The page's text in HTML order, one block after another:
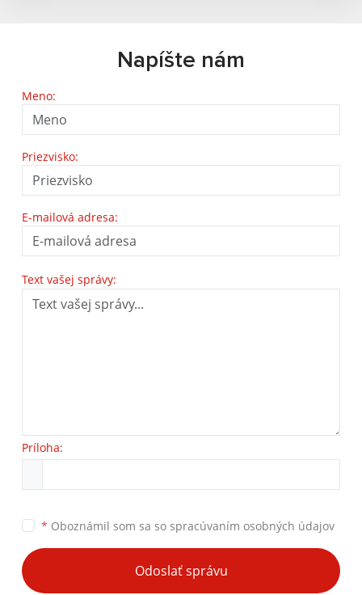
Napíšte nám
Meno:
Priezvisko:
E-mailová adresa:
Text vašej správy:
Príloha:
* Oboznámil som sa so spracúvaním osobných údajov
Odoslať správu